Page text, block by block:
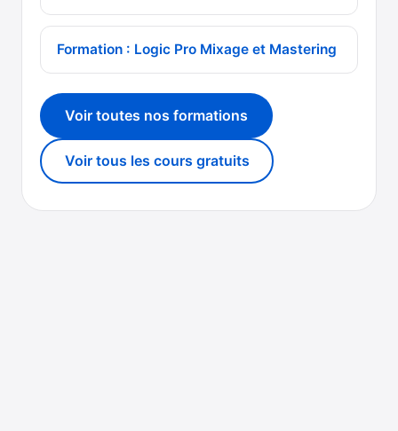
Formation : Logic Pro Mixage et Mastering
Voir toutes nos formations
Voir tous les cours gratuits